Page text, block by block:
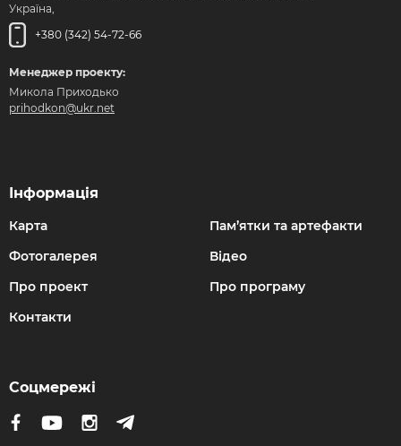
Україна,
+380 (342) 54-72-66
Менеджер проекту:
Микола Приходько
prihodkon@ukr.net
Інформація
Карта
Пам’ятки та артефакти
Фотогалерея
Відео
Про проект
Про програму
Контакти
Соцмережі